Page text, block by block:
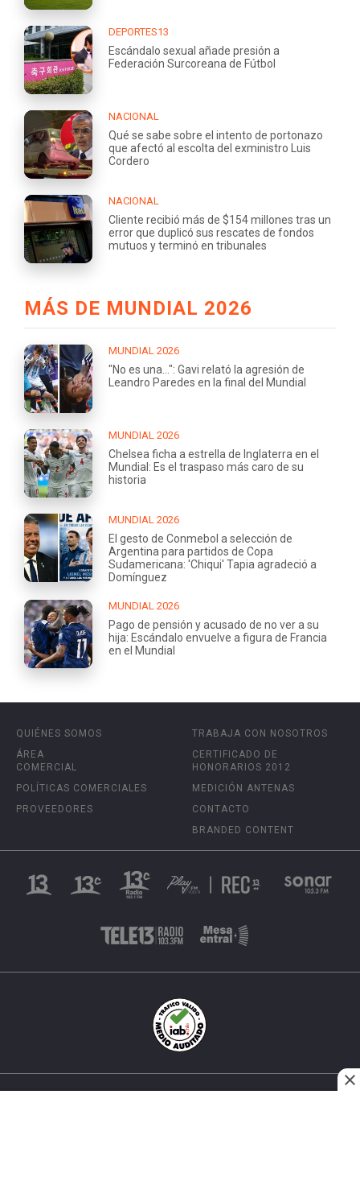
DEPORTES13
Escándalo sexual añade presión a
Federación Surcoreana de Fútbol
NACIONAL
Qué se sabe sobre el intento de portonazo
que afectó al escolta del exministro Luis
Cordero
NACIONAL
Cliente recibió más de $154 millones tras un
error que duplicó sus rescates de fondos
mutuos y terminó en tribunales
MÁS DE MUNDIAL 2026
MUNDIAL 2026
"No es una...": Gavi relató la agresión de
Leandro Paredes en la final del Mundial
MUNDIAL 2026
Chelsea ficha a estrella de Inglaterra en el
Mundial: Es el traspaso más caro de su
historia
MUNDIAL 2026
El gesto de Conmebol a selección de
Argentina para partidos de Copa
Sudamericana: 'Chiqui' Tapia agradeció a
Domínguez
MUNDIAL 2026
Pago de pensión y acusado de no ver a su
hija: Escándalo envuelve a figura de Francia
en el Mundial
QUIÉNES SOMOS
ÁREA
COMERCIAL
POLÍTICAS COMERCIALES
PROVEEDORES
TRABAJA CON NOSOTROS
CERTIFICADO DE
HONORARIOS 2012
MEDICIÓN ANTENAS
CONTACTO
BRANDED CONTENT